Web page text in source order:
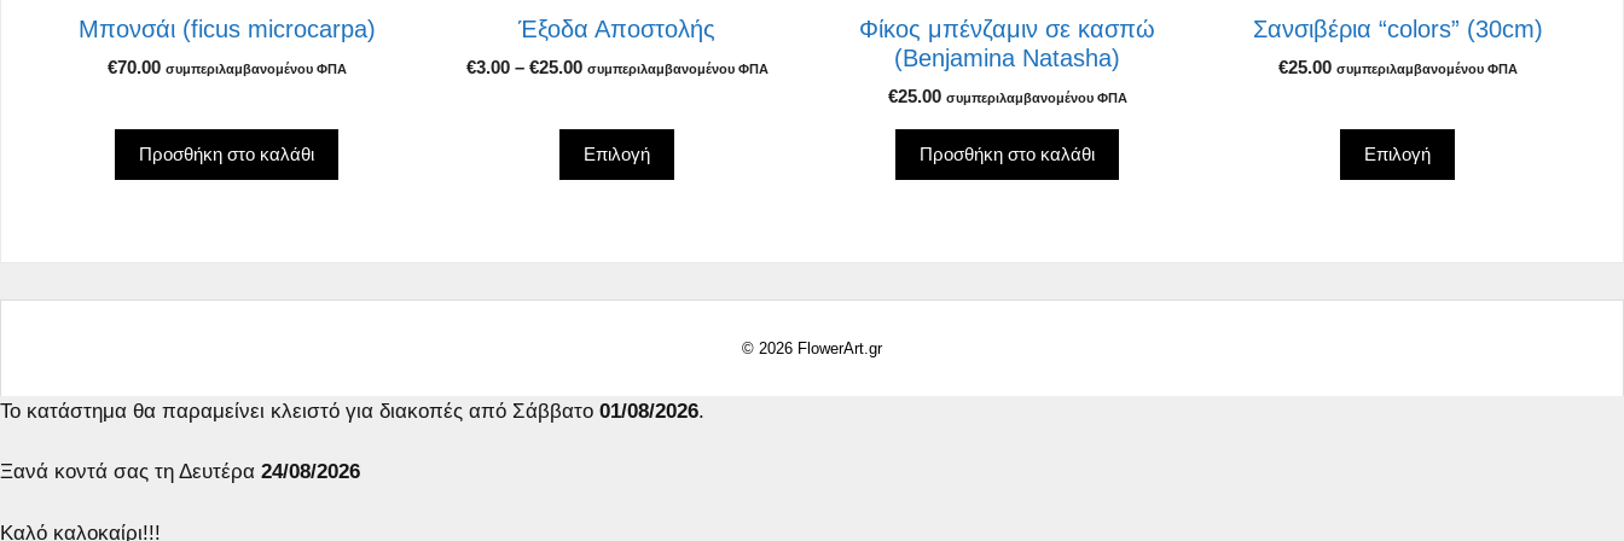
Μπονσάι (ficus microcarpa)
€70.00 συμπεριλαμβανομένου ΦΠΑ
Προσθήκη στο καλάθι
Έξοδα Αποστολής
€3.00 – €25.00Price
€25.00
συμπεριλαμβανομένου ΦΠΑ
Επιλογή
του
Φίκος μπένζαμιν σε κασπώ
(Βenjamina Νatasha)
€25.00 συμπεριλαμβανομένου ΦΠΑ
Προσθήκη στο καλάθι
Σανσιβέρια “colors” (30cm)
€25.00 συμπεριλαμβανομένου ΦΠΑ
Επιλογή
σελίδα
© 2026 FlowerArt.gr
Το κατάστημα θα παραμείνει κλειστό για διακοπές από Σάββατο 01/08/2026.
Ξανά κοντά σας τη Δευτέρα 24/08/2026
Καλό καλοκαίρι!!!